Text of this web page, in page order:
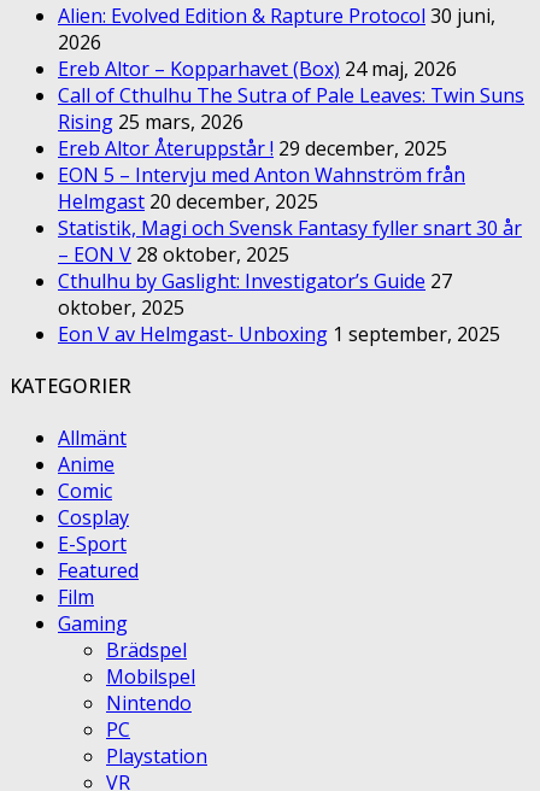
Alien: Evolved Edition & Rapture Protocol 30 juni,
2026
Ereb Altor – Kopparhavet (Box) 24 maj, 2026
Call of Cthulhu The Sutra of Pale Leaves: Twin Suns
Rising 25 mars, 2026
Ereb Altor Återuppstår ! 29 december, 2025
EON 5 – Intervju med Anton Wahnström från
Helmgast 20 december, 2025
Statistik, Magi och Svensk Fantasy fyller snart 30 år
– EON V 28 oktober, 2025
Cthulhu by Gaslight: Investigator’s Guide 27
oktober, 2025
Eon V av Helmgast- Unboxing 1 september, 2025
KATEGORIER
Allmänt
Anime
Comic
Cosplay
E-Sport
Featured
Film
Gaming
Brädspel
Mobilspel
Nintendo
PC
Playstation
VR